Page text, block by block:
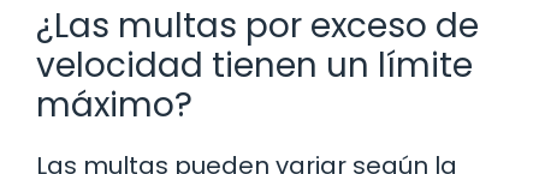
¿Las multas por exceso de
velocidad tienen un límite
máximo?
Las multas pueden variar según la